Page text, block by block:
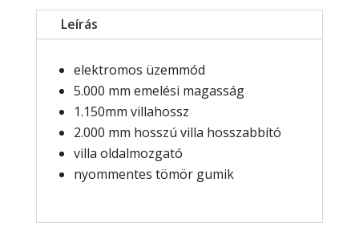
Leírás
elektromos üzemmód
5.000 mm emelési magasság
1.150mm villahossz
2.000 mm hosszú villa hosszabbító
villa oldalmozgató
nyommentes tömör gumik